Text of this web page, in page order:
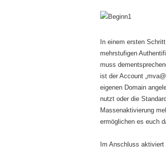
In einem ersten
mehrstufigen
muss
ist der Account
eigenen Domain
nutzt oder die
Massenaktivierung
ermöglichen es euch
Im Anschluss